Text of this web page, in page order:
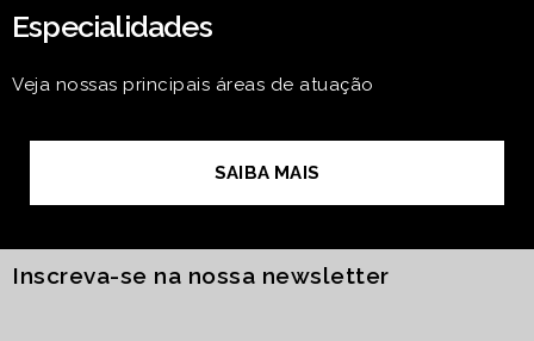
Especialidades
Veja nossas principais áreas de atuação
SAIBA MAIS
Inscreva-se na nossa newsletter